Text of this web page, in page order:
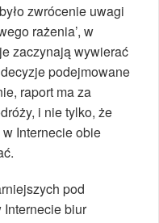
zwrócenie uwagi
rażenia’, w
zaczynają wywierać
podejmowane
raport ma za
i nie tylko, że
Internecie obie
pod
biur